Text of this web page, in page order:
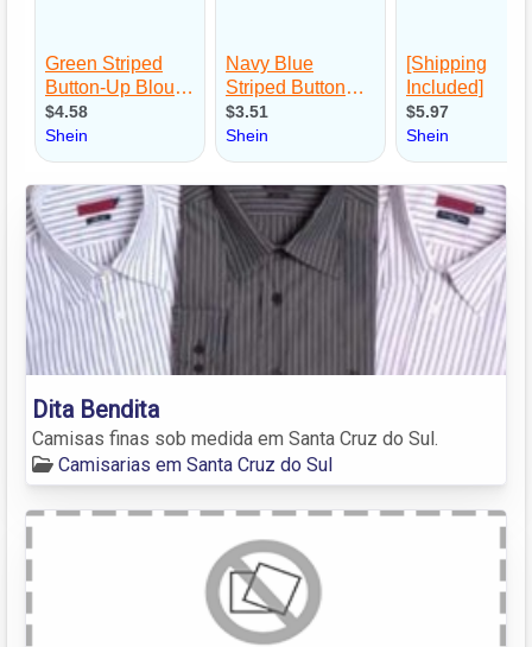
Dita Bendita
Camisas finas sob medida em Santa Cruz do Sul.
Camisarias em Santa Cruz do Sul